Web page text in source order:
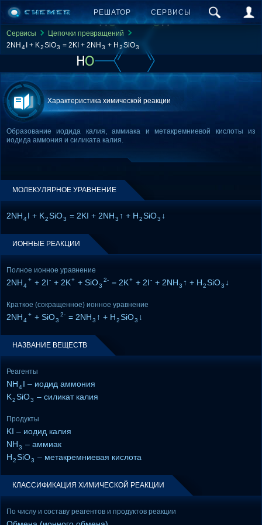
РЕШАТОР СЕРВИСЫ
Сервисы
Цепочки превращений
2NH 4 I + K2SiO3 = 2KI + 2NH 3 + H 2SiO3
Характеристика химической реакции
Образование иодида калия, аммиака и метакремниевой кислоты из
иодида аммония и силиката калия.
МОЛЕКУЛЯРНОЕ УРАВНЕНИЕ
2NH4I + K2SiO3 = 2KI + 2NH3 ↑ + H2SiO3 ↓
ИОННЫЕ РЕАКЦИИ
Полное ионное уравнение
2NH4
+ + 2I- + 2K+ + SiO3
2- = 2K+ + 2I- + 2NH3 ↑ + H2SiO3 ↓
Краткое (сокращенное) ионное уравнение
2NH4
+ + SiO3
2- = 2NH3 ↑ + H2SiO3 ↓
НАЗВАНИЕ ВЕЩЕСТВ
Реагенты
NH4I – иодид аммония
K2SiO3 – силикат калия
Продукты
KI – иодид калия
NH3 – аммиак
H2SiO3 – метакремниевая кислота
КЛАССИФИКАЦИЯ ХИМИЧЕСКОЙ РЕАКЦИИ
По числу и составу реагентов и продуктов реакции